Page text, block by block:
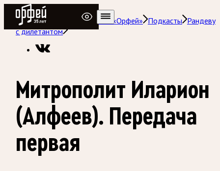
Радио Орфей
Радио классической музыки «Орфей» Подкасты Рандеву
с дилетантом
Митрополит Иларион
(Алфеев). Передача
первая